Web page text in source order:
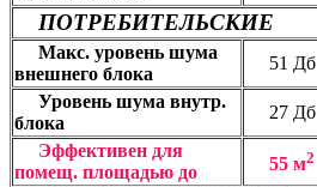
ПОТРЕБИТЕЛЬСКИЕ
Макс. уровень шума
внешнего блока
51 Дб
Уровень шума внутр.
блока
27 Дб
Эффективен для
помещ. площадью до
55 м2